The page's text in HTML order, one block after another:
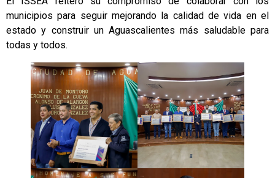
municipios para seguir mejorando la calidad de vida en el
estado y construir un Aguascalientes más saludable para
todas y todos.